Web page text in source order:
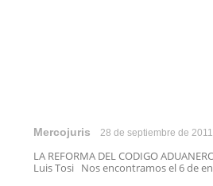
Mercojuris 28 de septiembre de 2011
LA REFORMA DEL CODIGO
Luis Tosi Nos encontramos el 6 de